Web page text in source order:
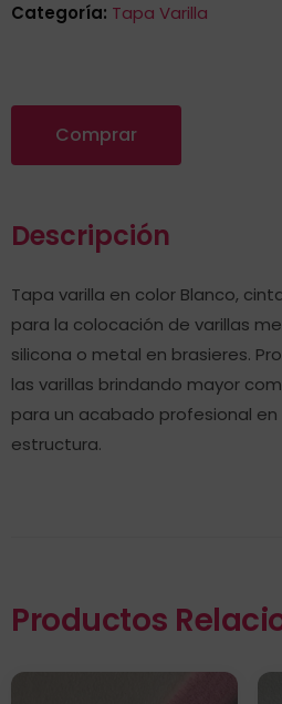
Categoría: Tapa Varilla
Comprar
Descripción
Tapa varilla en color Blanco,
para la colocación de varillas
silicona o metal en brasieres.
las varillas brindando mayor
para un acabado profesional
estructura.
Productos